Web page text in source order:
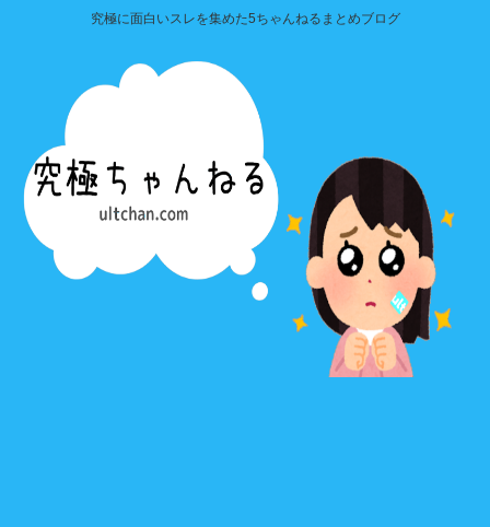
究極に面白いスレを集めた5ちゃんねるまとめブログ